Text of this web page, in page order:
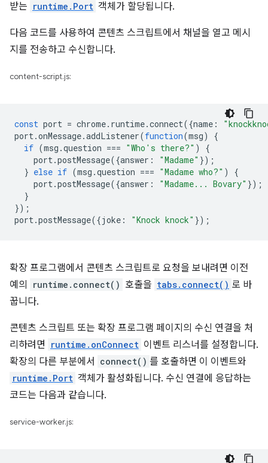
받는 runtime.Port 객체가 할당됩니다.
다음 코드를 사용하여 콘텐츠 스크립트에서 채널을 열고 메시
지를 전송하고 수신합니다.
content-script.js:
const port = chrome. runtime.connect({name :
port.onMessage.addListener(function(msg)
{
if (msg .question === "Who's there?" )
{
port.postMessage({answer : "Madame" });
} else if (msg .question === "Madame who?" )
{
port.postMessage({answer : "Madame... Bovary" });
}
});
port.postMessage({joke : "Knock knock" });
확장 프로그램에서 콘텐츠 스크립트로 요청을 보내려면 이전
예의
runtime.connect() 호출을 tabs.connect() 로 바
꿉니다.
콘텐츠 스크립트 또는 확장 프로그램 페이지의 수신 연결을 처
리하려면
runtime.onConnect 이벤트 리스너를 설정합니다.
확장의 다른 부분에서
connect() 를 호출하면 이 이벤트와
runtime.Port 객체가 활성화됩니다. 수신 연결에 응답하는
코드는 다음과 같습니다.
service-worker.js: